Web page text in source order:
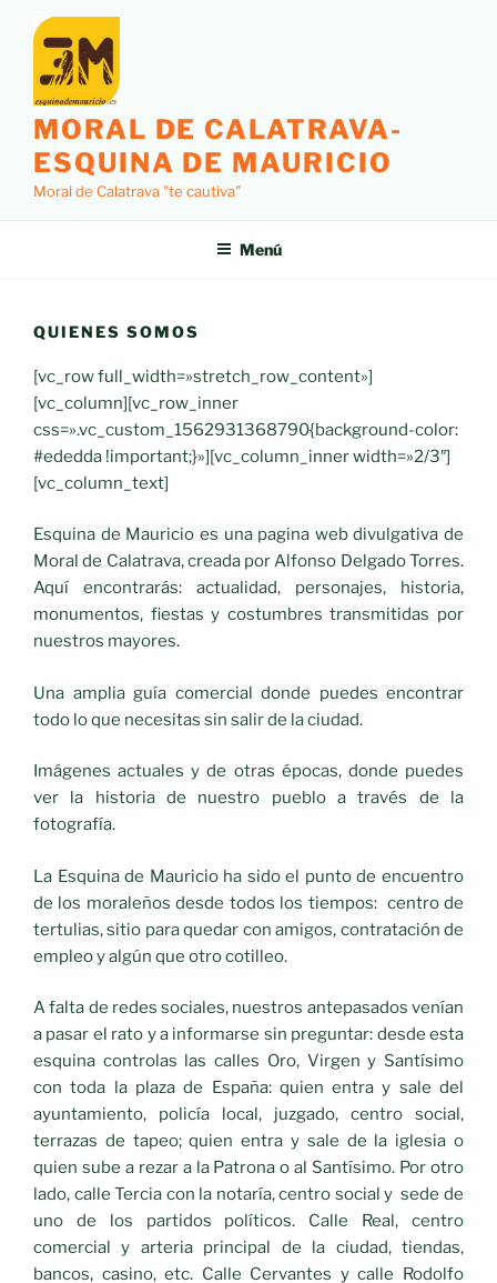
contenido
MORAL DE CALATRAVA-
ESQUINA DE MAURICIO
Moral de Calatrava "te cautiva"
Menú
QUIENES SOMOS
[vc_row full_width=»stretch_row_content»]
[vc_column][vc_row_inner
css=».vc_custom_1562931368790{background-color:
#ededda !important;}»][vc_column_inner width=»2/3″]
[vc_column_text]
Esquina de Mauricio es una pagina web divulgativa de
Moral de Calatrava, creada por Alfonso Delgado Torres.
Aquí encontrarás: actualidad, personajes, historia,
monumentos, fiestas y costumbres transmitidas por
nuestros mayores.
Una amplia guía comercial donde puedes encontrar
todo lo que necesitas sin salir de la ciudad.
Imágenes actuales y de otras épocas, donde puedes
ver la historia de nuestro pueblo a través de la
fotografía.
La Esquina de Mauricio ha sido el punto de encuentro
de los moraleños desde todos los tiempos: centro de
tertulias, sitio para quedar con amigos, contratación de
empleo y algún que otro cotilleo.
A falta de redes sociales, nuestros antepasados venían
a pasar el rato y a informarse sin preguntar: desde esta
esquina controlas las calles Oro, Virgen y Santísimo
con toda la plaza de España: quien entra y sale del
ayuntamiento, policía local, juzgado, centro social,
terrazas de tapeo; quien entra y sale de la iglesia o
quien sube a rezar a la Patrona o al Santísimo. Por otro
lado, calle Tercia con la notaría, centro social y sede de
uno de los partidos políticos. Calle Real, centro
comercial y arteria principal de la ciudad, tiendas,
bancos, casino, etc. Calle Cervantes y calle Rodolfo